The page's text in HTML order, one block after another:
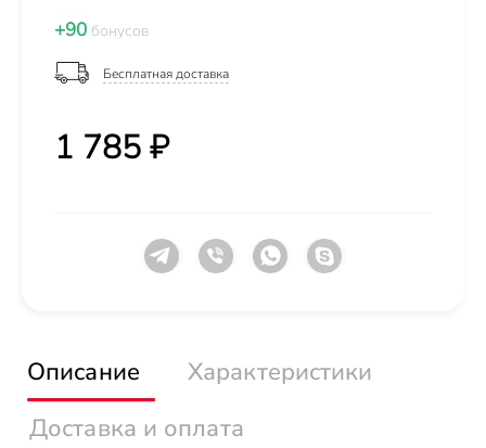
+90 бонусов
Бесплатная доставка
1 785 ₽
Описание
Характеристики
Доставка и оплата